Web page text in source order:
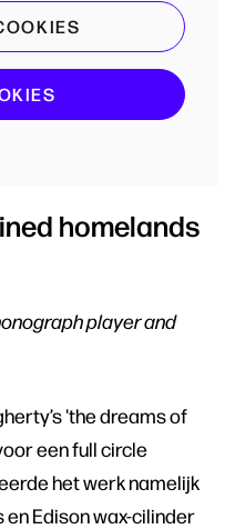
homelands
player and
'the dreams of
een full circle
het werk namelijk
Edison wax-cilinder